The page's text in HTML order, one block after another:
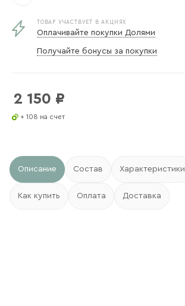
ТОВАР УЧАСТВУЕТ В АКЦИЯХ
Оплачивайте покупки Долями
Получайте бонусы за покупки
2 150 ₽
+ 108 на счет
Описание Состав Характеристики
Как купить Оплата Доставка